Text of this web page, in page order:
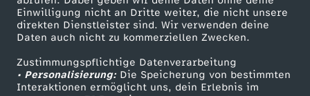
Einwilligung nicht an Dritte weiter, die nicht unsere
direkten Dienstleister sind. Wir verwenden deine
Daten auch nicht zu kommerziellen Zwecken.
Zustimmungspflichtige Datenverarbeitung
• Personalisierung:Die Speicherung von bestimmten
Interaktionen ermöglicht uns, dein Erlebnis im
e
n
s
N
a
m
t
4
/
7
c
h
:
N
a
n
K
n
r
G
r
n
i
Smart TV
ZDFtext
Livestreams
Sendungen A-Z
Kontakt zum ZDF
Tickets
Zuschauerservice
Hilfe